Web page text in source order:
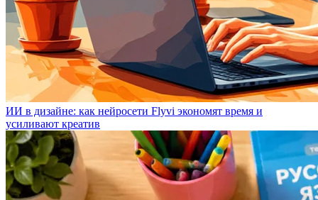
ИИ в дизайне: как нейросети Flyvi экономят время и
усиливают креатив